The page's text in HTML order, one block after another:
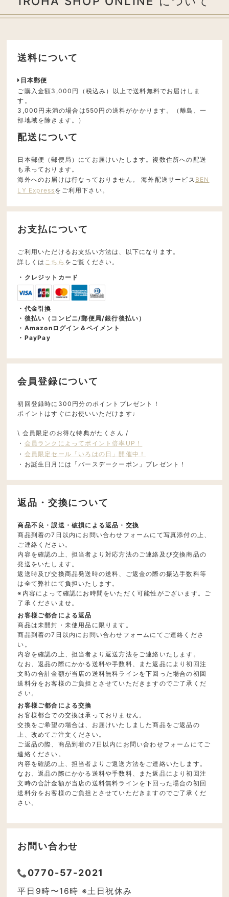
送料について
日本郵便
ご購入金額3,000円（税込み）以上で送料無料でお届けしま
す。
3,000円未満の場合は550円の送料がかかります。（離島、一
部地域を除きます。）
配送について
日本郵便（郵便局）にてお届けいたします。複数住所への配送
も承っております。
海外へのお届けは行なっておりません。 海外配送サービス BEN
LY Expressをご利用下さい。
お支払について
ご利用いただけるお支払い方法は、以下になります。
詳しくは こちら をご覧ください。
・クレジットカード
・代金引換
・後払い（コンビニ/郵便局/銀行後払い）
・Amazonログイン＆ペイメント
・PayPay
会員登録について
初回登録時に300円分のポイントプレゼント！
ポイントはすぐにお使いいただけます♩
\ 会員限定のお得な特典がたくさん /
・ 会員ランクによってポイント倍率UP！
・ 会員限定セール「いろはの日」開催中！
・お誕生日月には「バースデークーポン」プレゼント！
返品・交換について
商品不良・誤送・破損による返品・交換
商品到着の7日以内にお問い合わせフォームにて写真添付の上、
ご連絡ください。
内容を確認の上、担当者より対応方法のご連絡及び交換商品の
発送をいたします。
返送時及び交換商品発送時の送料、ご返金の際の振込手数料等
は全て弊社にて負担いたします。
※内容によって確認にお時間をいただく可能性がございます。ご
了承くださいませ。
お客様ご都合による返品
商品は未開封・未使用品に限ります。
商品到着の7日以内にお問い合わせフォームにてご連絡くださ
い。
内容を確認の上、担当者より返送方法をご連絡いたします。
なお、返品の際にかかる送料や手数料、また返品により初回注
文時の合計金額が当店の送料無料ラインを下回った場合の初回
送料分をお客様のご負担とさせていただきますのでご了承くだ
さい。
お客様ご都合による交換
お客様都合での交換は承っておりません。
交換をご希望の場合は、お届けいたしました商品をご返品の
上、改めてご注文ください。
ご返品の際、商品到着の7日以内にお問い合わせフォームにてご
連絡ください。
内容を確認の上、担当者よりご返送方法をご連絡いたします。
なお、返品の際にかかる送料や手数料、また返品により初回注
文時の合計金額が当店の送料無料ラインを下回った場合の初回
送料分をお客様のご負担とさせていただきますのでご了承くだ
さい。
お問い合わせ
0770-57-2021
平日9時〜16時 ※土日祝休み